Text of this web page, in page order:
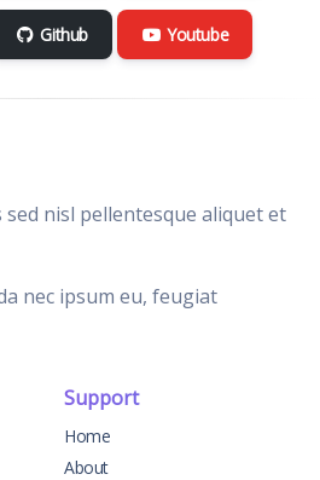
Github Youtube
nisl pellentesque aliquet et
nec ipsum eu, feugiat
Support
Home
About